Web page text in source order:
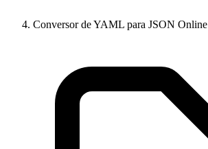
Conversor de YAML para JSON Online